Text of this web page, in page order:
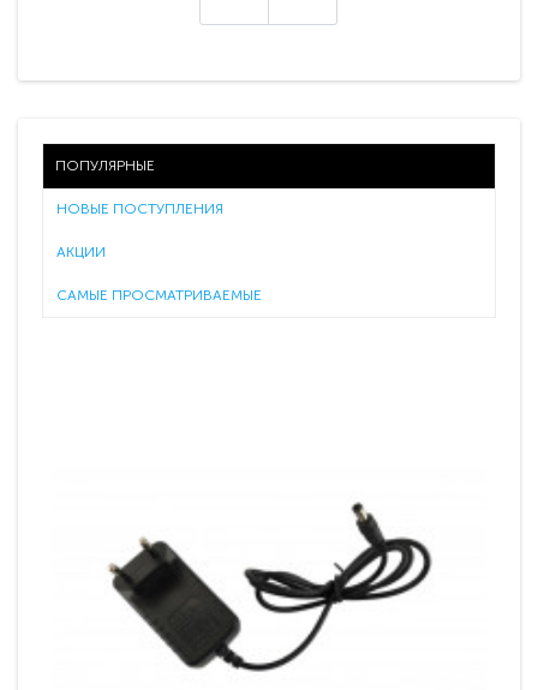
ПОПУЛЯРНЫЕ
НОВЫЕ ПОСТУПЛЕНИЯ
АКЦИИ
САМЫЕ ПРОСМАТРИВАЕМЫЕ